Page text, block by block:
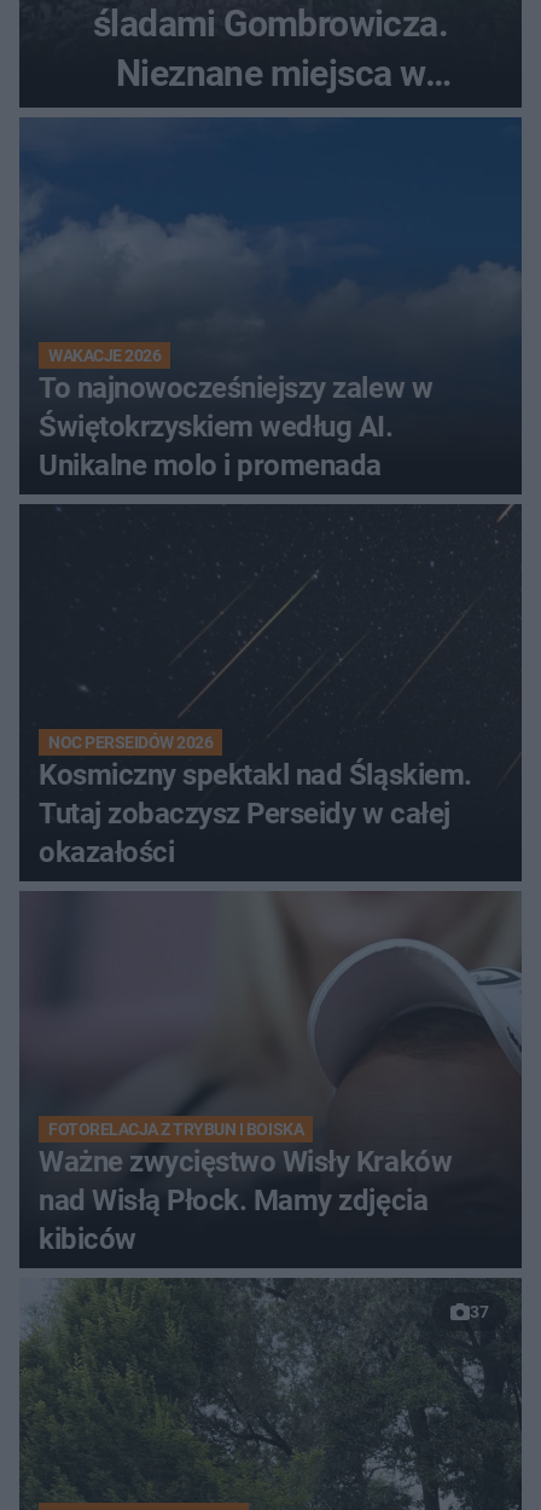
śladami Gombrowicza.
Nieznane miejsca w
Świętokrzyskiem
WAKACJE 2026
To najnowocześniejszy zalew w
Świętokrzyskiem według AI.
Unikalne molo i promenada
NOC PERSEIDÓW 2026
Kosmiczny spektakl nad Śląskiem.
Tutaj zobaczysz Perseidy w całej
okazałości
FOTORELACJA Z TRYBUN I BOISKA
Ważne zwycięstwo Wisły Kraków
nad Wisłą Płock. Mamy zdjęcia
kibiców
37